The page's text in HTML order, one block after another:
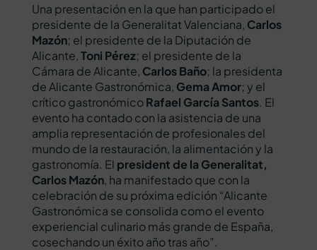
Una presentación en la que han participado el
presidente de la Generalitat Valenciana, Carlos
Mazón; el presidente de la Diputación de
Alicante,Toni Pérez; el presidente de la
Cámara de Alicante, Carlos Baño; la presidenta
de Alicante Gastronómica, Gema Amor; y el
crítico gastronómicoRafael García Santos. El
evento ha contado con la asistencia de una
amplia representación de profesionales del
mundo de la restauración, la alimentación y la
gastronomía. El president de la Generalitat,
Carlos Mazón, ha manifestado que con la
celebración de su próxima edición “Alicante
Gastronómica se consolida como el evento
experiencial culinario más grande de España,
cosechando un éxito año tras año”.